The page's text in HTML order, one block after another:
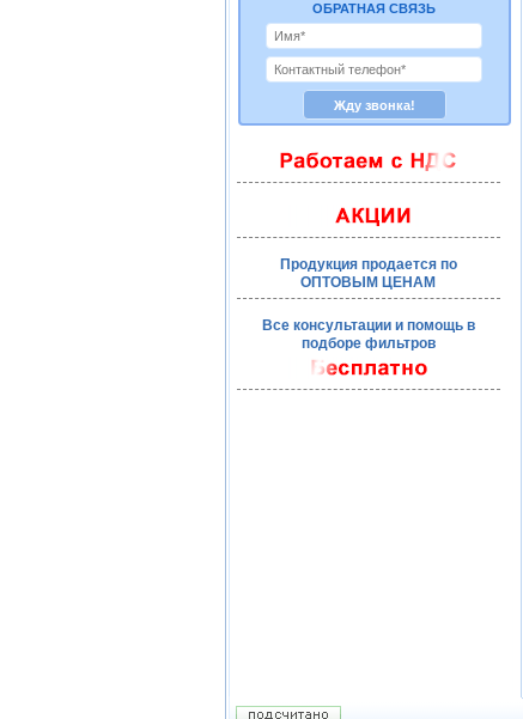
ОБРАТНАЯ СВЯЗЬ
Продукция продается по
ОПТОВЫМ ЦЕНАМ
Все консультации и помощь в
подборе фильтров